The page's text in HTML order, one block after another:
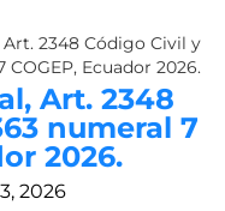
2348 Código Civil y
Ecuador 2026.
Art. 2348
numeral 7
2026.
2026